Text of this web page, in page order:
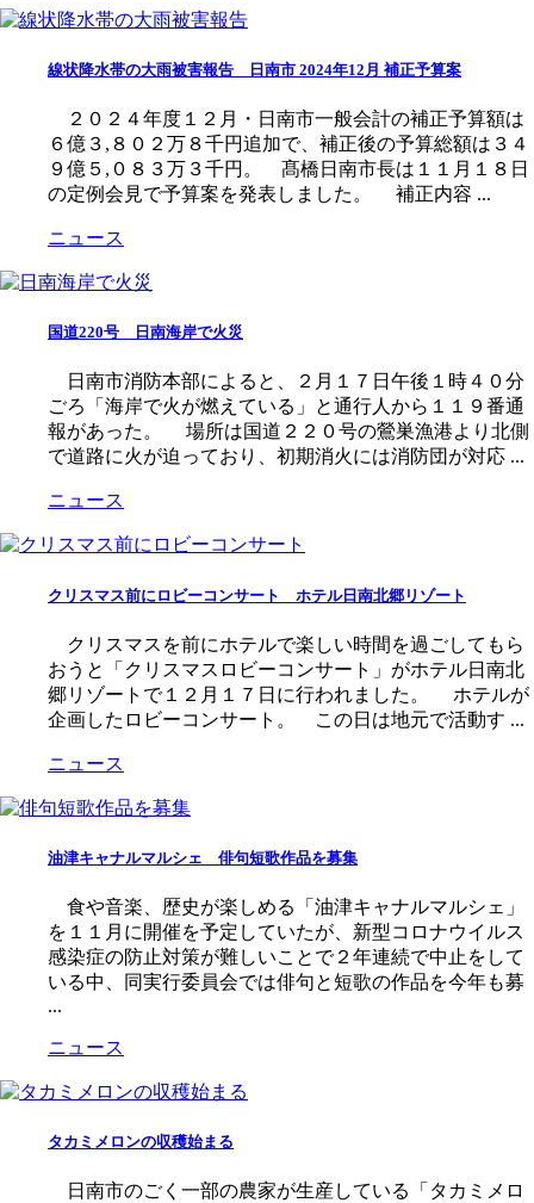
線状降水帯の大雨被害報告 日南市 2024年12月 補正予算案
２０２４年度１２月・日南市一般会計の補正予算額は
６億３,８０２万８千円追加で、補正後の予算総額は３４
９億５,０８３万３千円。 髙橋日南市長は１１月１８日
の定例会見で予算案を発表しました。 補正内容 ...
ニュース
国道220号 日南海岸で火災
日南市消防本部によると、２月１７日午後１時４０分
ごろ「海岸で火が燃えている」と通行人から１１９番通
報があった。 場所は国道２２０号の鶯巣漁港より北側
で道路に火が迫っており、初期消火には消防団が対応 ...
ニュース
クリスマス前にロビーコンサート ホテル日南北郷リゾート
クリスマスを前にホテルで楽しい時間を過ごしてもら
おうと「クリスマスロビーコンサート」がホテル日南北
郷リゾートで１２月１７日に行われました。 ホテルが
企画したロビーコンサート。 この日は地元で活動す ...
ニュース
油津キャナルマルシェ 俳句短歌作品を募集
食や音楽、歴史が楽しめる「油津キャナルマルシェ」
を１１月に開催を予定していたが、新型コロナウイルス
感染症の防止対策が難しいことで２年連続で中止をして
いる中、同実行委員会では俳句と短歌の作品を今年も募
...
ニュース
タカミメロンの収穫始まる
日南市のごく一部の農家が生産している「タカミメロ